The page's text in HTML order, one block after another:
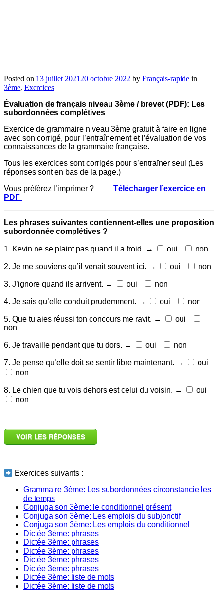
Posted on 13 juillet 2021 20 octobre 2022 by Français-rapide in
3ème, Exercices
Évaluation de français niveau 3ème / brevet (PDF): Les
subordonnées complétives
Exercice de grammaire niveau 3ème gratuit à faire en ligne
avec son corrigé, pour l’entraînement et l’évaluation de vos
connaissances de la grammaire française.
Tous les exercices sont corrigés pour s’entraîner seul (Les
réponses sont en bas de la page.)
Vous préférez l’imprimer ? Télécharger l’exercice en
PDF
Les phrases suivantes contiennent-elles une proposition
subordonnée complétives ?
1. Kevin ne se plaint pas quand il a froid. → oui non
2. Je me souviens qu’il venait souvent ici. → oui non
3. J’ignore quand ils arrivent. → oui non
4. Je sais qu’elle conduit prudemment. → oui non
5. Que tu aies réussi ton concours me ravit. →
oui
non
6. Je travaille pendant que tu dors. → oui non
7. Je pense qu’elle doit se sentir libre maintenant. →
oui
non
8. Le chien que tu vois dehors est celui du voisin. →
oui
non
VOIR LES RÉPONSES
Exercices suivants :
Grammaire 3ème: Les subordonnées circonstancielles
de temps
Conjugaison 3ème: le conditionnel présent
Conjugaison 3ème: Les emplois du subjonctif
Conjugaison 3ème: Les emplois du conditionnel
Dictée 3ème: phrases
Dictée 3ème: phrases
Dictée 3ème: phrases
Dictée 3ème: phrases
Dictée 3ème: phrases
Dictée 3ème: liste de mots
Dictée 3ème: liste de mots